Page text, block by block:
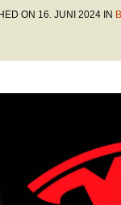
ON 16. JUNI 2024 IN